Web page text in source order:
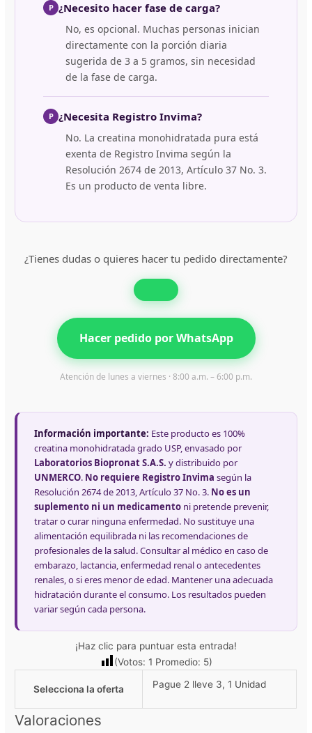
P ¿Necesito hacer fase de carga?
No, es opcional. Muchas personas inician
directamente con la porción diaria
sugerida de 3 a 5 gramos, sin necesidad
de la fase de carga.
P ¿Necesita Registro Invima?
No. La creatina monohidratada pura está
exenta de Registro Invima según la
Resolución 2674 de 2013, Artículo 37 No. 3.
Es un producto de venta libre.
¿Tienes dudas o quieres hacer tu pedido directamente?
Hacer pedido por WhatsApp
Atención de lunes a viernes · 8:00 a.m. – 6:00 p.m.
Información importante: Este producto es 100%
creatina monohidratada grado USP, envasado por
Laboratorios Biopronat S.A.S. y distribuido por
UNMERCO. No requiere Registro Invima según la
Resolución 2674 de 2013, Artículo 37 No. 3. No es un
suplemento ni un medicamento ni pretende prevenir,
tratar o curar ninguna enfermedad. No sustituye una
alimentación equilibrada ni las recomendaciones de
profesionales de la salud. Consultar al médico en caso de
embarazo, lactancia, enfermedad renal o antecedentes
renales, o si eres menor de edad. Mantener una adecuada
hidratación durante el consumo. Los resultados pueden
variar según cada persona.
¡Haz clic para puntuar esta entrada!
(Votos: 1 Promedio: 5)
Selecciona la oferta Pague 2 lleve 3, 1 Unidad
Valoraciones